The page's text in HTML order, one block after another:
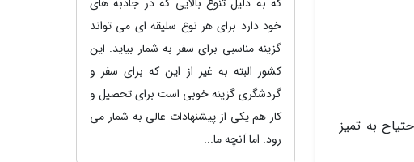
به تمیز
خود دارد برای هر نوع سلیقه ای می تواند
گزینه مناسبی برای سفر به شمار بیاید. این
کشور البته به غیر از این که برای سفر و
گردشگری گزینه خوبی است برای تحصیل و
کار هم یکی از پیشنهادات عالی به شمار می
رود. اما آنچه ما...